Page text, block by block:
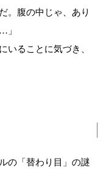
。腹の中じゃ、あり
」
いることに気づき、
の「替わり目」の謎